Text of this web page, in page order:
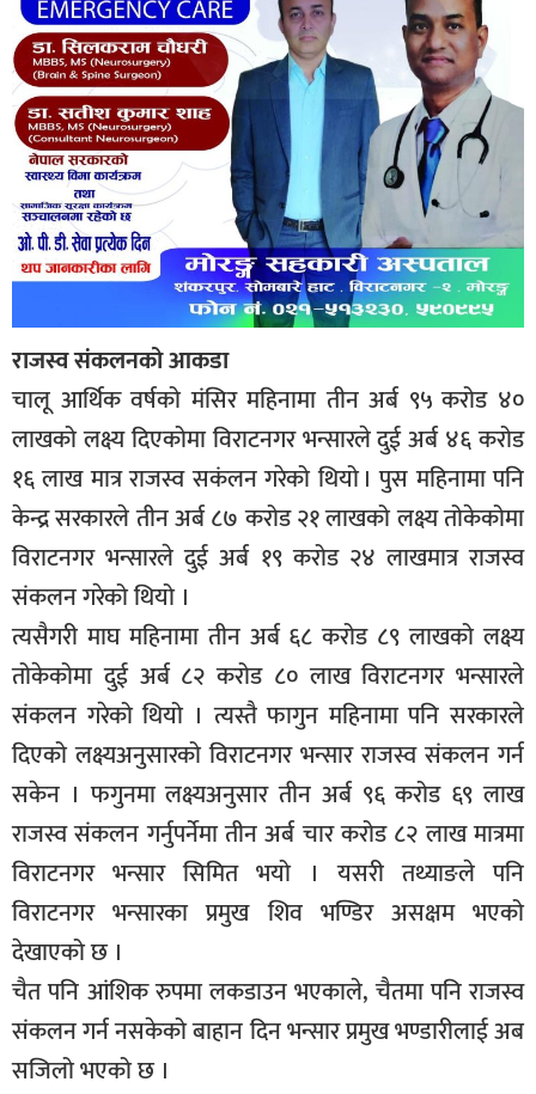
राजस्व संकलनको आकडा
चालू आर्थिक वर्षको मंसिर महिनामा तीन अर्ब ९५ करोड ४०
लाखको लक्ष्य दिएकोमा विराटनगर भन्सारले दुई अर्ब ४६ करोड
१६ लाख मात्र राजस्व सकंलन गरेको थियो । पुस महिनामा पनि
केन्द्र सरकारले तीन अर्ब ८७ करोड २१ लाखको लक्ष्य तोकेकोमा
विराटनगर भन्सारले दुई अर्ब १९ करोड २४ लाखमात्र राजस्व
संकलन गरेको थियो ।
त्यसैगरी माघ महिनामा तीन अर्ब ६८ करोड ८९ लाखको लक्ष्य
तोकेकोमा दुई अर्ब ८२ करोड ८० लाख विराटनगर भन्सारले
संकलन गरेको थियो । त्यस्तै फागुन महिनामा पनि सरकारले
दिएको लक्ष्यअनुसारको विराटनगर भन्सार राजस्व संकलन गर्न
सकेन । फगुनमा लक्ष्यअनुसार तीन अर्ब ९६ करोड ६९ लाख
राजस्व संकलन गर्नुपर्नेमा तीन अर्ब चार करोड ८२ लाख मात्रमा
विराटनगर भन्सार सिमित भयो । यसरी तथ्याङले पनि
विराटनगर भन्सारका प्रमुख शिव भण्डिर असक्षम भएको
देखाएको छ ।
चैत पनि आंशिक रुपमा लकडाउन भएकाले, चैतमा पनि राजस्व
संकलन गर्न नसकेको बाहान दिन भन्सार प्रमुख भण्डारीलाई अब
सजिलो भएको छ ।